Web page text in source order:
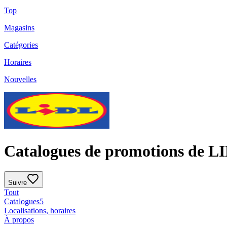
Top
Magasins
Catégories
Horaires
Nouvelles
Catalogues de promotions de
Suivre
Tout
Catalogues5
Localisations, horaires
À propos